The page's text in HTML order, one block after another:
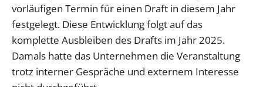
vorläufigen Termin für einen Draft in diesem Jahr
festgelegt. Diese Entwicklung folgt auf das
komplette Ausbleiben des Drafts im Jahr 2025.
Damals hatte das Unternehmen die Veranstaltung
trotz interner Gespräche und externem Interesse